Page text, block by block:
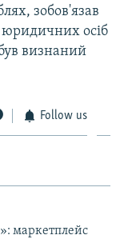
зобов'язав
юридичних осіб
визнаний
Follow us
маркетплейс